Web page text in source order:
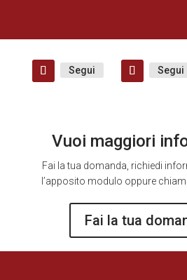
Segui Segui
Vuoi maggiori
Fai la tua domanda, richiedi
l’apposito modulo oppure
Fai la tua